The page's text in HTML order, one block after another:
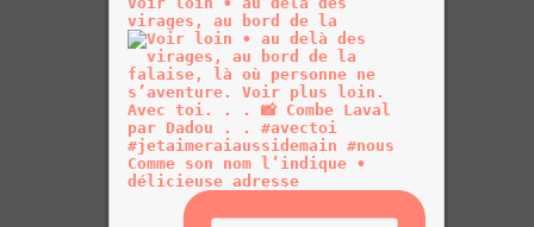
virages, au bord de la
Comme son nom l’indique •
délicieuse adresse